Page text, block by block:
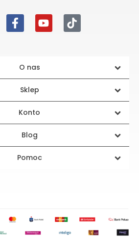
O nas
Sklep
Konto
Blog
Pomoc